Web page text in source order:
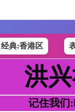
经典:香港区
洪
记住我们